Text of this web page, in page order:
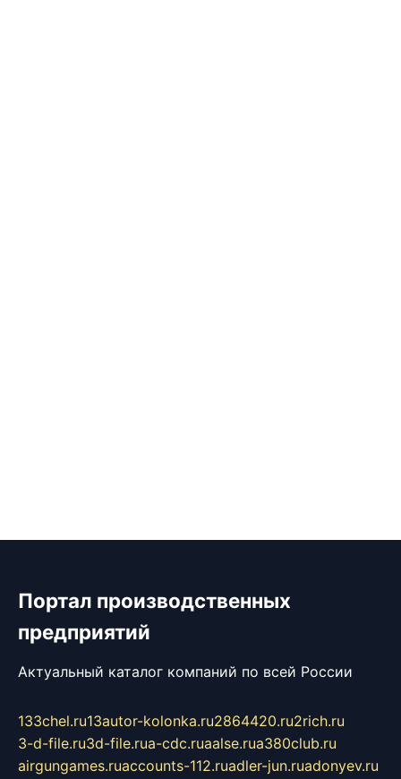
Портал производственных
предприятий
Актуальный каталог компаний по всей России
133chel.ru13autor-kolonka.ru2864420.ru2rich.ru
3-d-file.ru3d-file.rua-cdc.ruaalse.rua380club.ru
airgungames.ruaccounts-112.ruadler-jun.ruadonyev.ru